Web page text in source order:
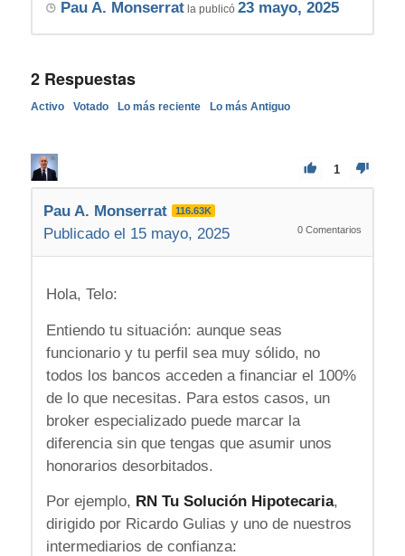
Pau A. Monserratla publicó 23 mayo, 2025
2Respuestas
Activo Votado Lo más reciente Lo más Antiguo
1
Pau A. Monserrat 116.63K
Publicado el 15 mayo, 2025 0 Comentarios
Hola, Telo:
Entiendo tu situación: aunque seas
funcionario y tu perfil sea muy sólido, no
todos los bancos acceden a financiar el 100%
de lo que necesitas. Para estos casos, un
broker especializado puede marcar la
diferencia sin que tengas que asumir unos
honorarios desorbitados.
Por ejemplo, RN Tu Solución Hipotecaria,
dirigido por Ricardo Gulias y uno de nuestros
intermediarios de confianza: